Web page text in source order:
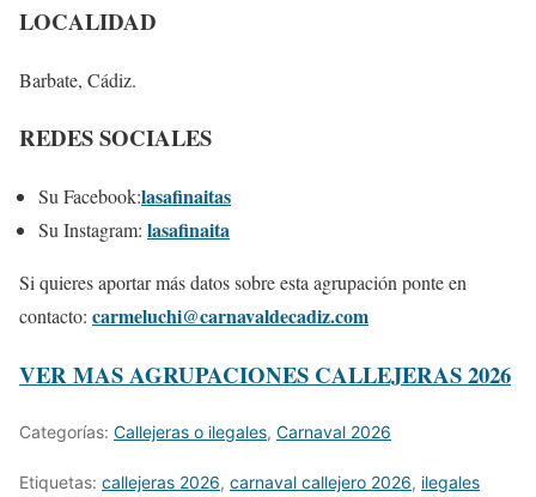
LOCALIDAD
Barbate, Cádiz.
REDES SOCIALES
Su Facebook:lasafinaitas
Su Instagram: lasafinaita
Si quieres aportar más datos sobre esta agrupación ponte en
contacto: carmeluchi@carnavaldecadiz.com
VER MAS AGRUPACIONES CALLEJERAS 2026
Categorías: Callejeras o ilegales, Carnaval 2026
Etiquetas: callejeras 2026, carnaval callejero 2026, ilegales